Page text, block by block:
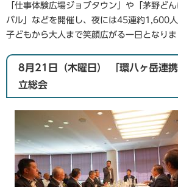
「仕事体験広場ジョブタウン」や「茅野ど
バル」などを開催し、夜には45連約1,600人
子どもから大人まで笑顔広がる一日となりま
8月21日（木曜日） 「環八ヶ岳連
立総会